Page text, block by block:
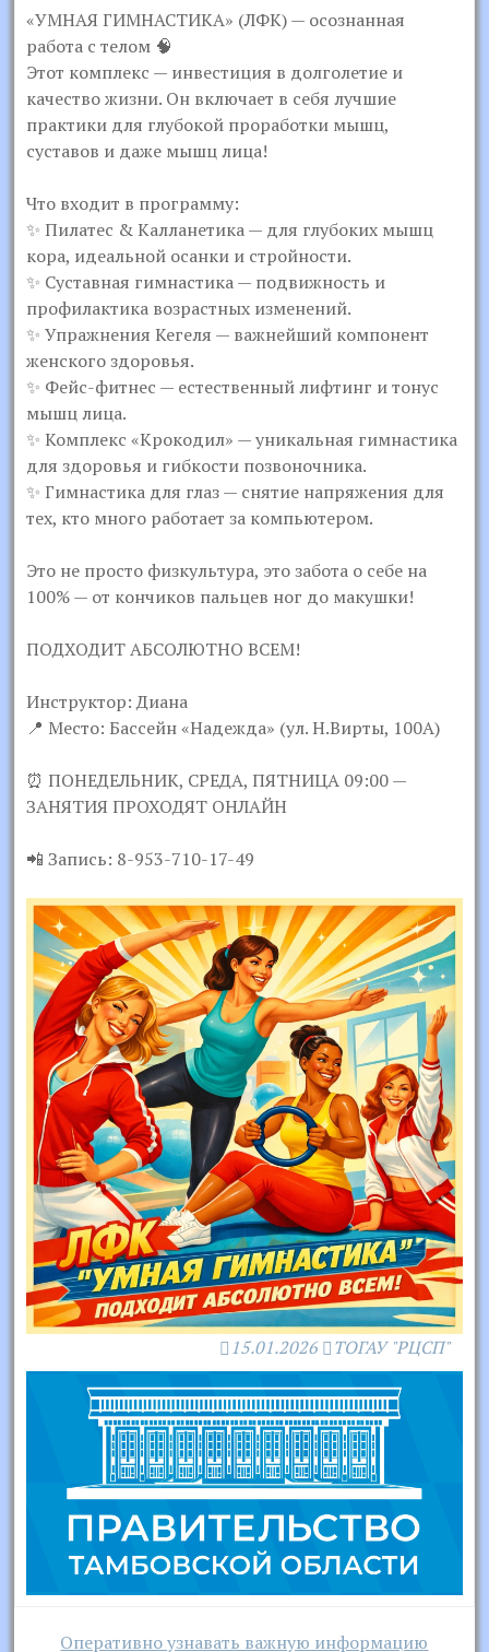
«УМНАЯ ГИМНАСТИКА» (ЛФК) — осознанная
работа с телом 🧠
Этот комплекс — инвестиция в долголетие и
качество жизни. Он включает в себя лучшие
практики для глубокой проработки мышц,
суставов и даже мышц лица!
Что входит в программу:
✨ Пилатес & Калланетика — для глубоких мышц
кора, идеальной осанки и стройности.
✨ Суставная гимнастика — подвижность и
профилактика возрастных изменений.
✨ Упражнения Кегеля — важнейший компонент
женского здоровья.
✨ Фейс-фитнес — естественный лифтинг и тонус
мышц лица.
✨ Комплекс «Крокодил» — уникальная гимнастика
для здоровья и гибкости позвоночника.
✨ Гимнастика для глаз — снятие напряжения для
тех, кто много работает за компьютером.
Это не просто физкультура, это забота о себе на
100% — от кончиков пальцев ног до макушки!
ПОДХОДИТ АБСОЛЮТНО ВСЕМ!
Инструктор: Диана
📍 Место: Бассейн «Надежда» (ул. Н.Вирты, 100А)
⏰ ПОНЕДЕЛЬНИК, СРЕДА, ПЯТНИЦА 09:00 —
ЗАНЯТИЯ ПРОХОДЯТ ОНЛАЙН
📲 Запись: 8-953-710-17-49
15.01.2026 ТОГАУ "РЦСП"
Навигация
Оперативно узнавать важную информацию